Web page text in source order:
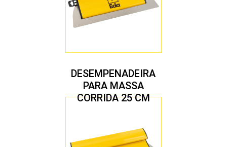
DESEMPENADEIRA
PARA MASSA
CORRIDA 25 CM